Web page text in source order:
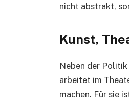
nicht abstrakt,
Kunst,
Neben der
arbeitet im
machen. Für sie